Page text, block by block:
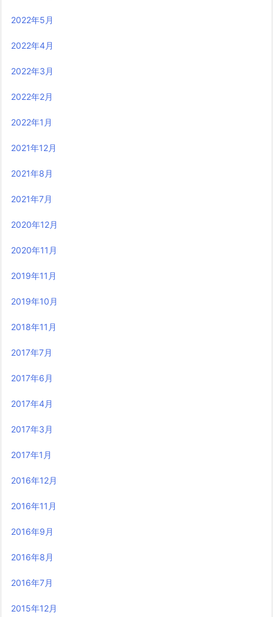
2022年5月
2022年4月
2022年3月
2022年2月
2022年1月
2021年12月
2021年8月
2021年7月
2020年12月
2020年11月
2019年11月
2019年10月
2018年11月
2017年7月
2017年6月
2017年4月
2017年3月
2017年1月
2016年12月
2016年11月
2016年9月
2016年8月
2016年7月
2015年12月